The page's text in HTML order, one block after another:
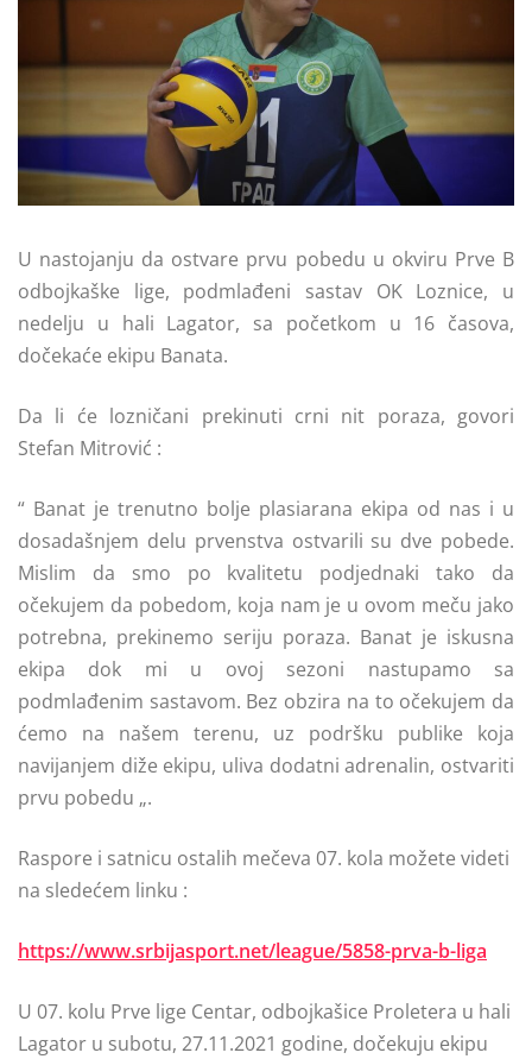
U nastojanju da ostvare prvu pobedu u okviru Prve B
odbojkaške lige, podmlađeni sastav OK Loznice, u
nedelju u hali Lagator, sa početkom u 16 časova,
dočekaće ekipu Banata.
Da li će lozničani prekinuti crni nit poraza, govori
Stefan Mitrović :
“ Banat je trenutno bolje plasiarana ekipa od nas i u
dosadašnjem delu prvenstva ostvarili su dve pobede.
Mislim da smo po kvalitetu podjednaki tako da
očekujem da pobedom, koja nam je u ovom meču jako
potrebna, prekinemo seriju poraza. Banat je iskusna
ekipa dok mi u ovoj sezoni nastupamo sa
podmlađenim sastavom. Bez obzira na to očekujem da
ćemo na našem terenu, uz podršku publike koja
navijanjem diže ekipu, uliva dodatni adrenalin, ostvariti
prvu pobedu „.
Raspore i satnicu ostalih mečeva 07. kola možete videti
na sledećem linku :
https://www.srbijasport.net/league/5858-prva-b-liga
U 07. kolu Prve lige Centar, odbojkašice Proletera u hali
Lagator u subotu, 27.11.2021 godine, dočekuju ekipu